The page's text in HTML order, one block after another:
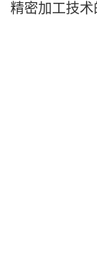
精密加工技术